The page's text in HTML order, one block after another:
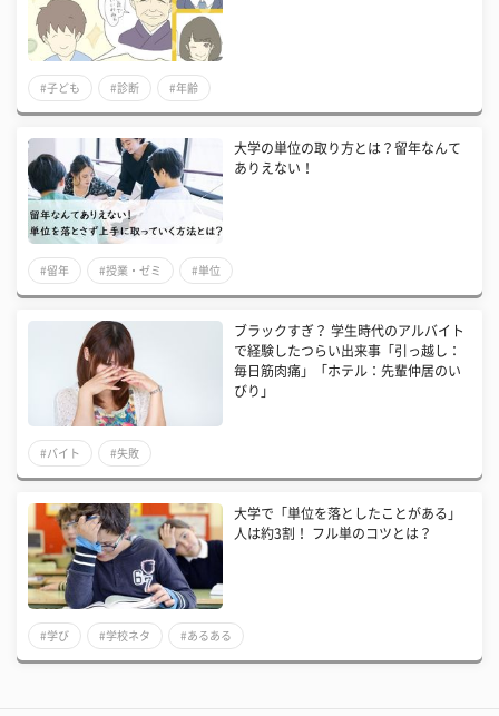
#子ども #診断 #年齢
大学の単位の取り方とは？留年なんて
ありえない！
#留年 #授業・ゼミ #単位
ブラックすぎ？ 学生時代のアルバイト
で経験したつらい出来事「引っ越し：
毎日筋肉痛」「ホテル：先輩仲居のい
びり」
#バイト #失敗
大学で「単位を落としたことがある」
人は約3割！ フル単のコツとは？
#学び #学校ネタ #あるある